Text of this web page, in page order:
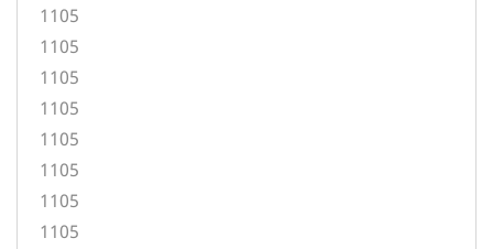
1105
1105
1105
1105
1105
1105
1105
1105